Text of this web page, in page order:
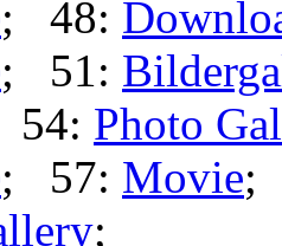
; 48:
; 51:
Photo
; 57: